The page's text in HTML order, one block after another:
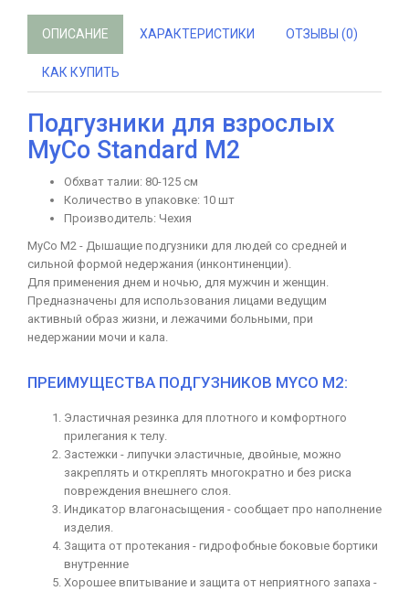
ОПИСАНИЕ ХАРАКТЕРИСТИКИ ОТЗЫВЫ (0)
КАК КУПИТЬ
Подгузники для взрослых
MyCo Standard M2
Обхват талии: 80-125 см
Количество в упаковке: 10 шт
Производитель: Чехия
MyCo M2 - Дышащие подгузники для людей со средней и
сильной формой недержания (инконтиненции).
Для применения днем и ночью, для мужчин и женщин.
Предназначены для использования лицами ведущим
активный образ жизни, и лежачими больными, при
недержании мочи и кала.
ПРЕИМУЩЕСТВА ПОДГУЗНИКОВ MYCO M2:
Эластичная резинка для плотного и комфортного
прилегания к телу.
Застежки - липучки эластичные, двойные, можно
закреплять и откреплять многократно и без риска
повреждения внешнего слоя.
Индикатор влагонасыщения - сообщает про наполнение
изделия.
Защита от протекания - гидрофобные боковые бортики
внутренние
Хорошее впитывание и защита от неприятного запаха -